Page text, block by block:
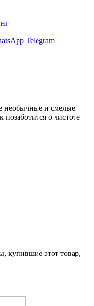
Telegram
необычные и смелые
о чистоте
купившие этот товар,